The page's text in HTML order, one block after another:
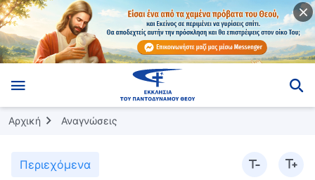
Αρχική Αναγνώσεις
Περιεχόμενα